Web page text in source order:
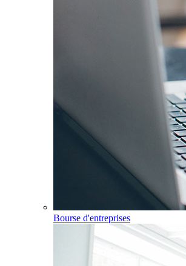
Bourse d'entreprises